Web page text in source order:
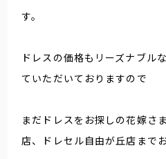
す。
ドレスの価格もリーズナブル
ていただいておりますので
まだドレスをお探しの花嫁さ
店、ドレセル自由が丘店まで